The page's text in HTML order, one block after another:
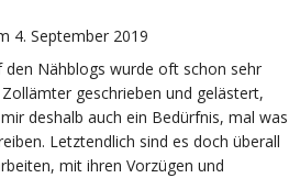
4. September 2019
den Nähblogs wurde oft schon sehr
geschrieben und gelästert,
deshalb auch ein Bedürfnis, mal was
Letztendlich sind es doch überall
mit ihren Vorzügen und